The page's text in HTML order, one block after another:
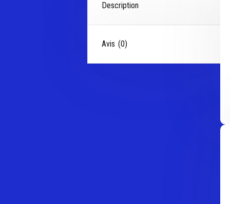
Description
Avis (0)